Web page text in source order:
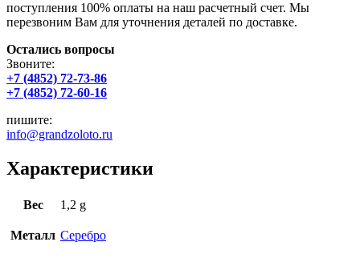
поступления 100% оплаты на наш расчетный счет. Мы
перезвоним Вам для уточнения деталей по доставке.
Остались вопросы
Звоните:
+7 (4852) 72-73-86
+7 (4852) 72-60-16
пишите:
info@grandzoloto.ru
Характеристики
Вес 1,2 g
Металл Серебро